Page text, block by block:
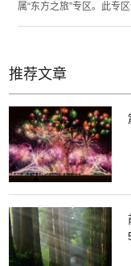
属“东方之旅”专区。此专
酒店“雷欧玛之森酒店”，
的游乐设施和点灯活动。
推荐文章